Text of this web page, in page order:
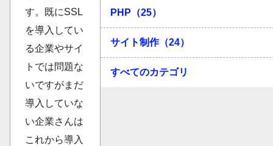
す。既にSSL
を導入してい
る企業やサイ
トでは問題な
いですがまだ
導入していな
い企業さんは
これから導入
PHP（25）
サイト制作（24）
すべてのカテゴリ